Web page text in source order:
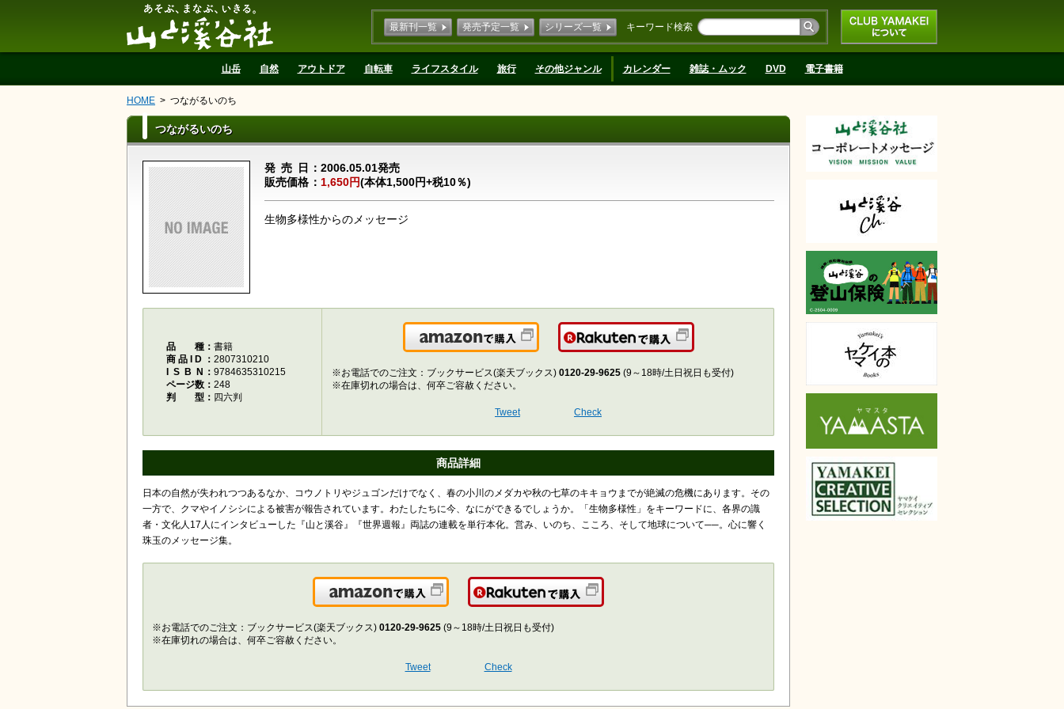
CLUB YAMAKEIにつ
いて
キーワード検索
最新刊一覧 発売予定一覧 シリーズ一覧
山岳 自然 アウトドア 自転車 ライフスタイル 旅行 その他ジャンル カレンダー 雑誌・ムック DVD 電子書籍
HOME つながるいのち
つながるいのち
発売日 2006.05.01発売
販売価格
1,650円(本体1,500円+税10％)
生物多様性からのメッセージ
品種書籍
商品ID
2807310210
ISBN
9784635310215
ページ数
248
判型四六判
Amazonで購入 楽天で購入
※お電話でのご注文：ブックサービス(楽天ブックス) 0120-29-9625 (9～18時/土日祝日も受付)
※在庫切れの場合は、何卒ご容赦ください。
Tweet Check
商品詳細
日本の自然が失われつつあるなか、コウノトリやジュゴンだけでなく、春の小川のメダカや秋の七草のキキョウまでが絶滅の危機にあります。その
一方で、クマやイノシシによる被害が報告されています。わたしたちに今、なにができるでしょうか。「生物多様性」をキーワードに、各界の識
者・文化人17人にインタビューした『山と溪谷』『世界週報』両誌の連載を単行本化。営み、いのち、こころ、そして地球について──。心に響く
珠玉のメッセージ集。
Amazonで購入 楽天で購入
※お電話でのご注文：ブックサービス(楽天ブックス) 0120-29-9625 (9～18時/土日祝日も受付)
※在庫切れの場合は、何卒ご容赦ください。
Tweet Check